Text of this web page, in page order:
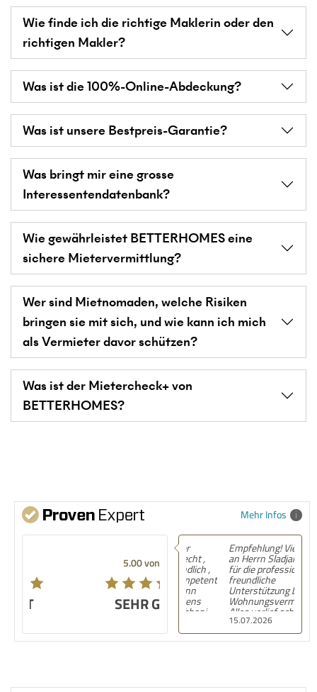
Wie finde ich die richtige Maklerin oder den
richtigen Makler?
Was ist die 100%-Online-Abdeckung?
Was ist unsere Bestpreis-Garantie?
Was bringt mir eine grosse
Interessentendatenbank?
Wie gewährleistet BETTERHOMES eine
sichere Mietervermittlung?
Wer sind Mietnomaden, welche Risiken
bringen sie mit sich, und wie kann ich mich
als Vermieter davor schützen?
Was ist der Mietercheck+ von
BETTERHOMES?
Mehr Infos
SEHR GUT
15.07.2026
Empfehlung! Vielen Dank
an Herrn Sladjan Arsenic
für die professionelle und
freundliche
Unterstützung bei der
Wohnungsvermittlung.
Alles verlief schnell,
unkompliziert und
zuverlässig. Klare
Empfehlung! Top seriös,